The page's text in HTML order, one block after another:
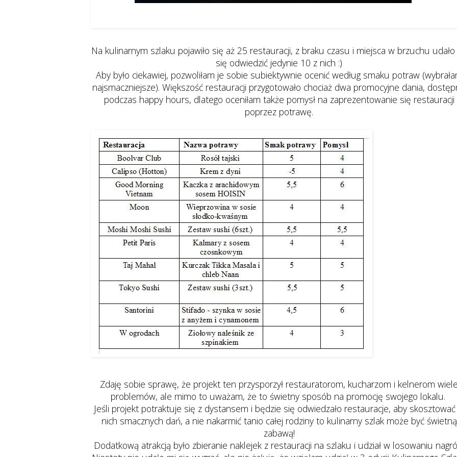
Na kulinarnym szlaku pojawiło się aż 25 restauracji, z braku czasu i miejsca w brzuchu udało
się odwiedzić jedynie 10 z nich :)
Aby było ciekawiej, pozwoliłam je sobie subiektywnie ocenić według smaku potraw
najsmaczniejsze). Większość restauracji przygotowało chociaż dwa promocyjne dania,
podczas happy hours, dlatego oceniłam także pomysł na zaprezentowanie się restauracji
poprzez potrawę.
Zdaję sobie sprawę, że projekt ten przysporzył restauratorom, kucharzom i kelnerom wiele
problemów, ale mimo to uważam, że to świetny sposób na promocję swojego lokalu.
Jeśli projekt potraktuje się z dystansem i będzie się odwiedzało restauracje, aby
nich smacznych dań, a nie nakarmić tanio całej rodziny to kulinarny szlak może być świetną
zabawą!
Dodatkową atrakcją było zbieranie naklejek z restauracji na szlaku i udział w losowaniu